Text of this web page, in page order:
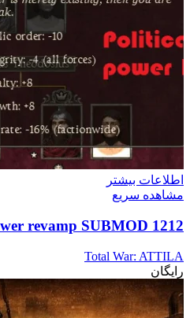
اطلاعات بیشتر
مشاهده سریع
1212 Kingdoms Political power revamp SUBMOD
Total War: ATTILA
رایگان